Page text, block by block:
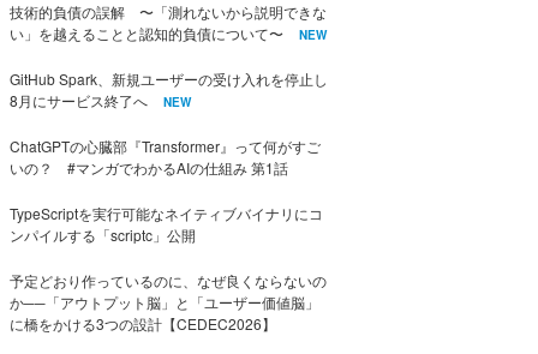
技術的負債の誤解 〜「測れないから説明できな
い」を越えることと認知的負債について〜
NEW
GitHub Spark、新規ユーザーの受け入れを停止し
8月にサービス終了へ
NEW
ChatGPTの心臓部『Transformer』って何がすご
いの？ #マンガでわかるAIの仕組み 第1話
TypeScriptを実行可能なネイティブバイナリにコ
ンパイルする「scriptc」公開
予定どおり作っているのに、なぜ良くならないの
か──「アウトプット脳」と「ユーザー価値脳」
に橋をかける3つの設計【CEDEC2026】